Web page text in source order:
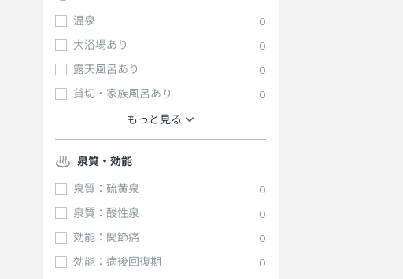
温泉
0
大浴場あり
0
露天風呂あり
0
貸切・家族風呂あり
0
もっと見る
泉質・効能
泉質：硫黄泉
0
泉質：酸性泉
0
効能：関節痛
0
効能：病後回復期
0